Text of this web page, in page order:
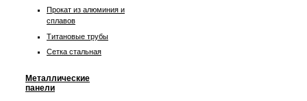
Прокат из алюминия и
сплавов
Титановые трубы
Сетка стальная
Металлические
панели